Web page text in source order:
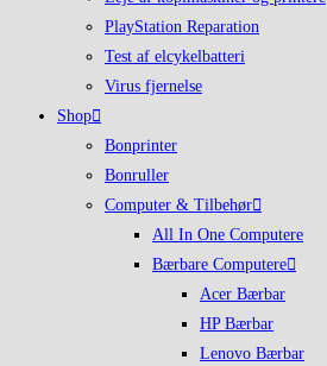
PlayStation Reparation
Test af elcykelbatteri
Virus fjernelse
Shop
Bonprinter
Bonruller
Computer & Tilbehør
All In One Computere
Bærbare Computere
Acer Bærbar
HP Bærbar
Lenovo Bærbar